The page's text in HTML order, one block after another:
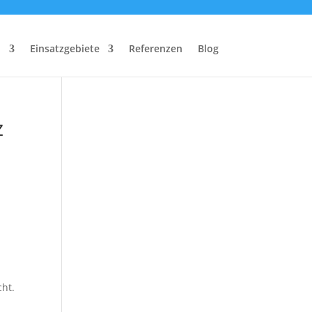
Einsatzgebiete Referenzen Blog